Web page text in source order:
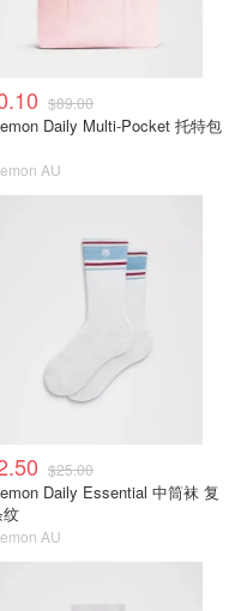
$89.00
Daily Multi-Pocket 托特包
AU
$25.00
Daily Essential 中筒袜 复
AU